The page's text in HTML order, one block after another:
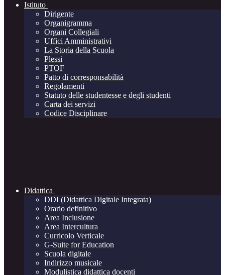
Istituto
Dirigente
Organigramma
Organi Collegiali
Uffici Amministrativi
La Storia della Scuola
Plessi
PTOF
Patto di corresponsabilità
Regolamenti
Statuto delle studentesse e degli studenti
Carta dei servizi
Codice Disciplinare
Didattica
DDI (Didattica Digitale Integrata)
Orario definitivo
Area Inclusione
Area Intercultura
Curricolo Verticale
G-Suite for Education
Scuola digitale
Indirizzo musicale
Modulistica didattica docenti